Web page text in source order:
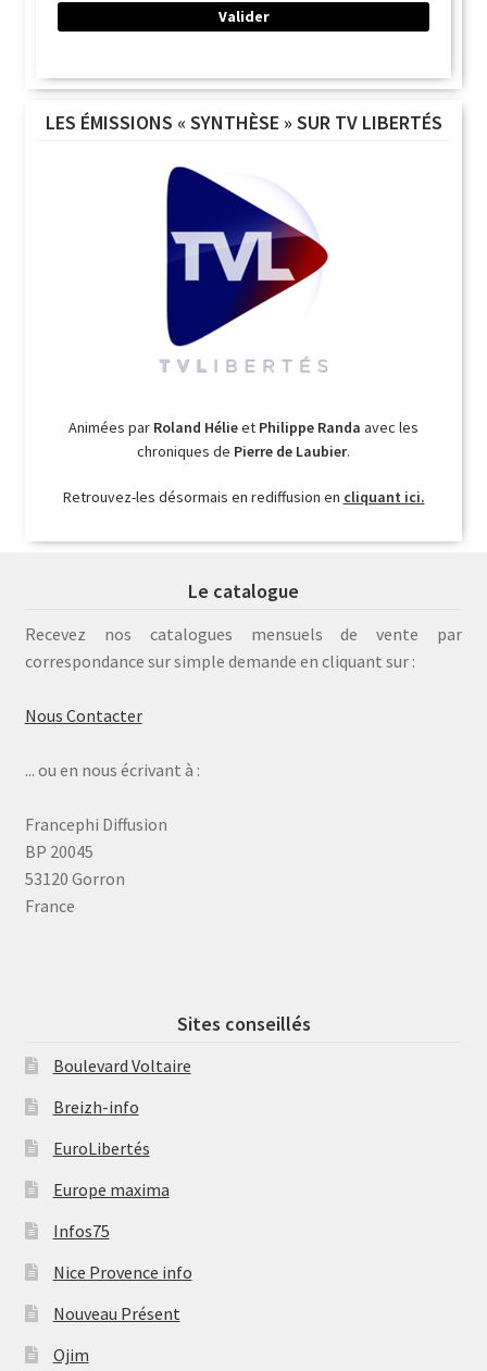
LES ÉMISSIONS « SYNTHÈSE » SUR TV LIBERTÉS
Animées par Roland Hélieet Philippe Randa avec les
chroniques de Pierre de Laubier.
Retrouvez-les désormais en rediffusion en cliquant ici.
Le catalogue
Recevez nos catalogues mensuels de vente par
correspondance sur simple demande en cliquant sur :
Nous Contacter
... ou en nous écrivant à :
Francephi Diffusion
BP 20045
53120 Gorron
France
Sites conseillés
Boulevard Voltaire
Breizh-info
EuroLibertés
Europe maxima
Infos75
Nice Provence info
Nouveau Présent
Ojim